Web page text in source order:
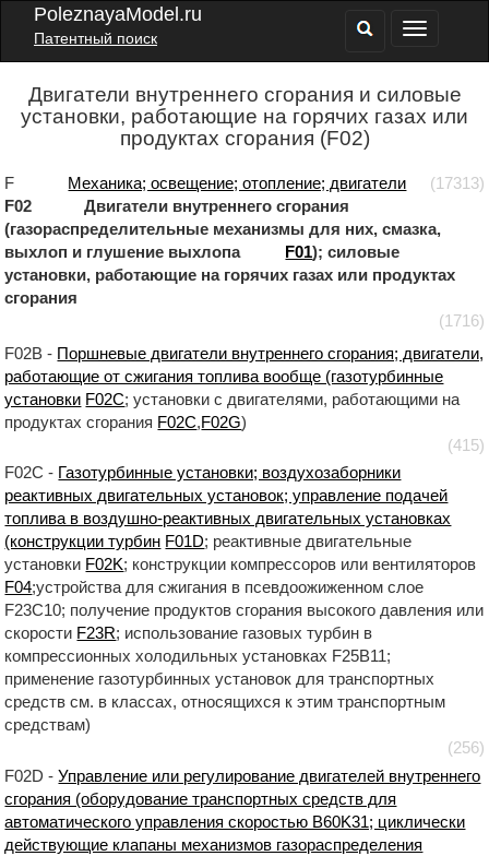
PoleznayaModel.ru
Патентный поиск
Двигатели внутреннего сгорания и силовые
установки, работающие на горячих газах или
продуктах сгорания (F02)
F Механика; освещение; отопление; двигатели
(17313)
F02 Двигатели внутреннего сгорания
(газораспределительные механизмы для них, смазка,
выхлоп и глушение выхлопа
F01); силовые
установки, работающие на горячих газах или продуктах
сгорания
(1716)
F02B - Поршневые двигатели внутреннего сгорания; двигатели,
работающие от сжигания топлива вообще (газотурбинные
установки F02C; установки с двигателями, работающими на
продуктах сгорания F02C,F02G)
(415)
F02C - Газотурбинные установки; воздухозаборники
реактивных двигательных установок; управление подачей
топлива в воздушно-реактивных двигательных установках
(конструкции турбин F01D; реактивные двигательные
установки F02K; конструкции компрессоров или вентиляторов
F04;устройства для сжигания в псевдоожиженном слое
F23C10; получение продуктов сгорания высокого давления или
скорости F23R; использование газовых турбин в
компрессионных холодильных установках F25B11;
применение газотурбинных установок для транспортных
средств см. в классах, относящихся к этим транспортным
средствам)
(256)
F02D -Управление или регулирование двигателей внутреннего
сгорания (оборудование транспортных средств для
автоматического управления скоростью B60K31; циклически
действующие клапаны механизмов газораспределения